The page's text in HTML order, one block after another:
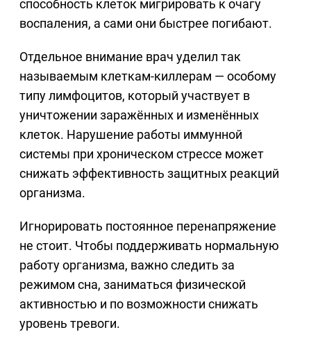
способность клеток мигрировать к очагу
воспаления, а сами они быстрее погибают.
Отдельное внимание врач уделил так
называемым клеткам-киллерам — особому
типу лимфоцитов, который участвует в
уничтожении заражённых и изменённых
клеток. Нарушение работы иммунной
системы при хроническом стрессе может
снижать эффективность защитных реакций
организма.
Игнорировать постоянное перенапряжение
не стоит. Чтобы поддерживать нормальную
работу организма, важно следить за
режимом сна, заниматься физической
активностью и по возможности снижать
уровень тревоги.